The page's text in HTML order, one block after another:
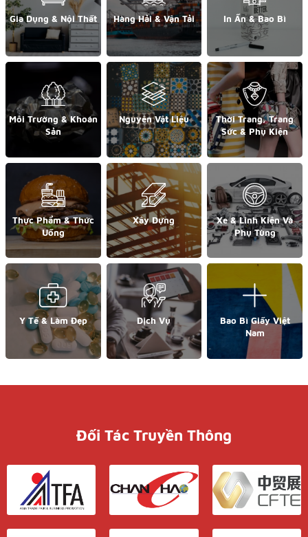
Gia Dụng & Nội Thất Hàng Hải & Vận Tải In Ấn & Bao Bì
Môi Trường & Khoán
Sản
Nguyên Vật Liệu
Thời Trang, Trang
Sức & Phụ Kiện
Thực Phẩm & Thức
Uống
Xây Dựng
Xe & Linh Kiện Và
Phụ Tùng
Y Tế & Làm Đẹp Dịch Vụ
Bao Bì Giấy Việt
Nam
Đối Tác Truyền Thông